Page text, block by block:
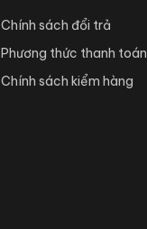
Chính sách đổi trả
Phương thức thanh toán
Chính sách kiểm hàng